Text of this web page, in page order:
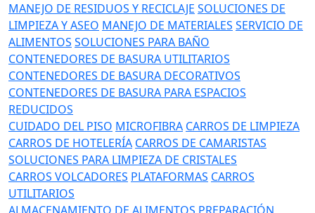
MANEJO DE RESIDUOS Y RECICLAJE SOLUCIONES DE
LIMPIEZA Y ASEO MANEJO DE MATERIALES SERVICIO DE
ALIMENTOS SOLUCIONES PARA BAÑO
CONTENEDORES DE BASURA UTILITARIOS
CONTENEDORES DE BASURA DECORATIVOS
CONTENEDORES DE BASURA PARA ESPACIOS
REDUCIDOS
CUIDADO DEL PISO MICROFIBRA CARROS DE LIMPIEZA
CARROS DE HOTELERÍA CARROS DE CAMARISTAS
SOLUCIONES PARA LIMPIEZA DE CRISTALES
CARROS VOLCADORES PLATAFORMAS CARROS
UTILITARIOS